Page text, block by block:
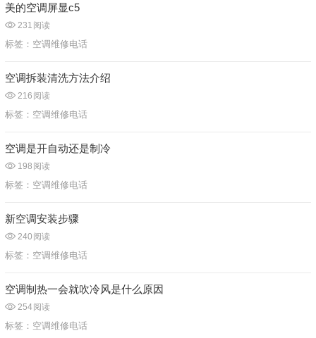
美的空调屏显c5
231 阅读
标签： 空调维修电话
空调拆装清洗方法介绍
216 阅读
标签： 空调维修电话
空调是开自动还是制冷
198 阅读
标签： 空调维修电话
新空调安装步骤
240 阅读
标签： 空调维修电话
空调制热一会就吹冷风是什么原因
254阅读
标签： 空调维修电话